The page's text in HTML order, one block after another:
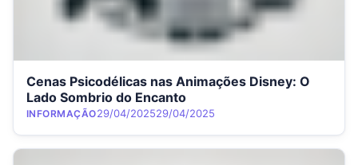
Cenas Psicodélicas nas Animações Disney: O
Lado Sombrio do Encanto
Category
INFORMAÇÃOPosted on
29/04/202529/04/2025